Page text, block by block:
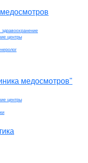
центры
медосмотров"
центры